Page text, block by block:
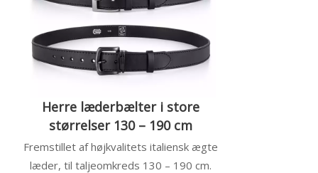
Herre læderbælter i store
størrelser 130 – 190 cm
Fremstillet af højkvalitets italiensk ægte
læder, til taljeomkreds 130 – 190 cm.